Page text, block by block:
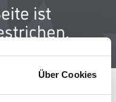
Über Cookies